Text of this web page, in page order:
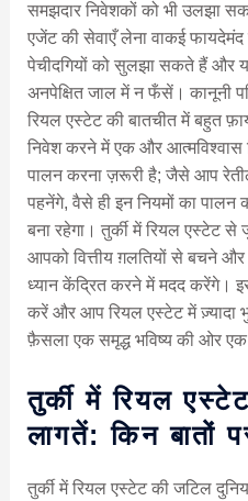
समझदार निवेशकों को भी उलझा
एजेंट की सेवाएँ लेना वाकई फायदेमंद
पेचीदगियों को सुलझा सकते हैं और
अनपेक्षित जाल में न फँसें। कानूनी
रियल एस्टेट की बातचीत में बहुत
निवेश करने में एक और आत्मविश्वास
पालन करना ज़रूरी है; जैसे आप
पहनेंगे, वैसे ही इन नियमों का
बना रहेगा। तुर्की में रियल एस्टेट
आपको वित्तीय ग़लतियों से बचने
ध्यान केंद्रित करने में मदद करेंगे।
करें और आप रियल एस्टेट में ज़्यादा
फ़ैसला एक समृद्ध भविष्य की ओर एक
तुर्की में रियल
लागतें: किन बातों
तुर्की में रियल एस्टेट की जटिल